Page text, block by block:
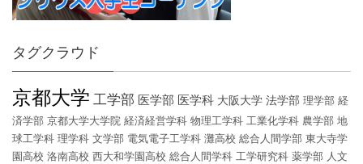
タグクラウド
京都大学 工学部 医学部 医学科 大阪大学 法学部 理学部 経
済学部 京都大学大学院 経済経営学科 物理工学科 工業化学科 農学部 地
球工学科 理学科 文学部 電気電子工学科 灘高校 総合人間学部 東大寺学
園高校 洛南高校 西大和学園高校 総合人間学科 工学研究科 薬学部 人文